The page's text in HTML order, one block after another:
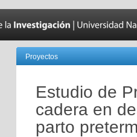
Proyectos
Estudio de
cadera en
parto